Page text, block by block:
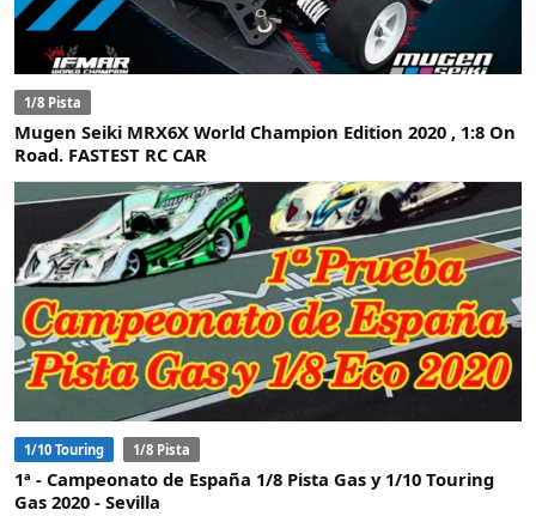
1/8 Pista
Mugen Seiki MRX6X World Champion Edition 2020 , 1:8 On
Road. FASTEST RC CAR
1/10 Touring 1/8 Pista
1ª - Campeonato de España 1/8 Pista Gas y 1/10 Touring
Gas 2020 - Sevilla